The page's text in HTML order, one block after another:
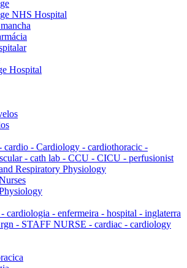
NHS Hospital
Hospital
cardio - Cardiology - cardiothoracic -
- cath lab - CCU - CICU - perfusionist
Respiratory Physiology
cardiologia - enfermeira - hospital - inglaterra
- STAFF NURSE - cardiac - cardiology